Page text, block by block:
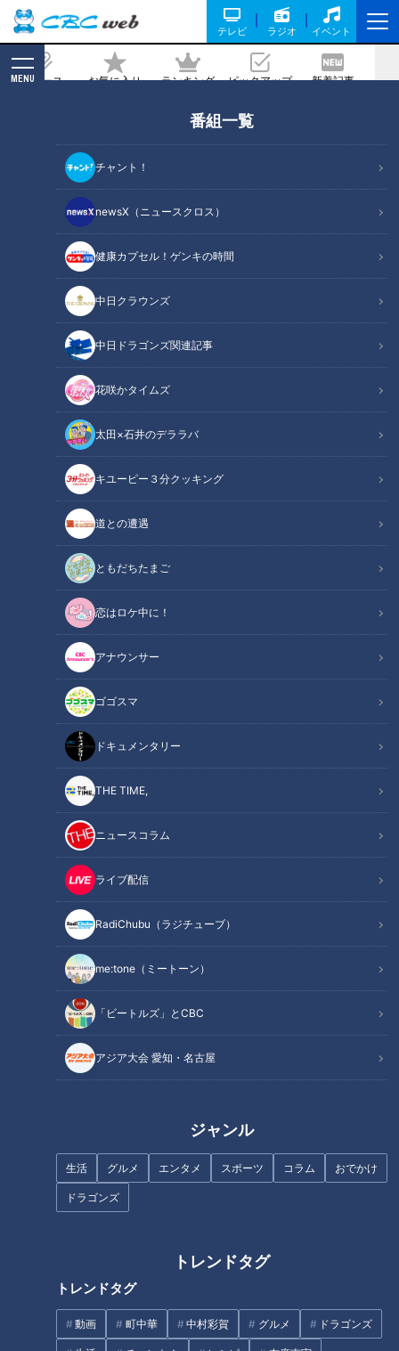
テレビ ラジオ イベント
ニュース お気に入り ランキング ピックアップ 新着記事
MENU
番組一覧
チャント！
newsX（ニュースクロス）
健康カプセル！ゲンキの時間
中日クラウンズ
中日ドラゴンズ関連記事
花咲かタイムズ
太田×石井のデララバ
キユーピー３分クッキング
道との遭遇
ともだちたまご
恋はロケ中に！
アナウンサー
ゴゴスマ
ドキュメンタリー
THE TIME,
ニュースコラム
ライブ配信
RadiChubu（ラジチューブ）
me:tone（ミートーン）
「ビートルズ」とCBC
アジア大会 愛知・名古屋
ジャンル
生活 グルメ エンタメ スポーツ コラム おでかけ
ドラゴンズ
トレンドタグ
トレンドタグ
動画 町中華 中村彩賀 グルメ ドラゴンズ
アナウンサー
公式サイト
YouTube
TikTok
アナウンサー
カテゴリーを絞り込む
難読地名「二女子・四女子
町・五女子」に挑戦！ #み
てちょてれび #ウラオモテ
レビ #コラボ #難読漢字 #榊
原アナ #夏目アナ #福島アナ
#海渡アナ
アナウンサー
アナウンサーYouTube企画
2026/07/31 18:20
アナウンサー
難読地名「斑鳩町」に挑
アナウンサー
2026/07/30 17:58
難読地名「各務原」に挑
戦！ #みてちょてれび #ウラ
オモテレビ #コラボ #各務原
#榊原アナ #夏目アナ #福島
アナ #海渡アナ
アナウンサー
アナウンサーYouTube企画
アナウンサー
難読地名「放出」に挑戦！
#みてちょてれび #ウラオモ
アナウンサー
難読地名「御器所」に挑
戦！ #みてちょてれび #ウラ
オモテレビ #コラボ #御器所
アナウンサー
アナウンサー
【ノリノリ】気象予報戦隊
５レンジャー！！7月25・